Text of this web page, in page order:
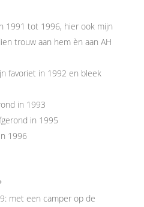
1991 tot 1996, hier ook mijn
trouw aan hem èn aan AH
favoriet in 1992 en bleek
in 1993
in 1995
1996
met een camper op de